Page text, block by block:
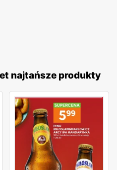
najtańsze produkty